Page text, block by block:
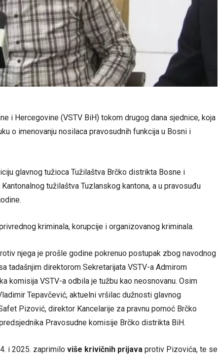
i Hercegovine (VSTV BiH) tokom drugog dana sjednice, koja
o imenovanju nosilaca pravosudnih funkcija u Bosni i
glavnog tužioca Tužilaštva Brčko distrikta Bosne i
tužilaštva Tuzlanskog kantona, a u pravosuđu
kriminala, korupcije i organizovanog kriminala.
njega je prošle godine pokrenuo postupak zbog navodnog
tadašnjim direktorom Sekretarijata VSTV-a Admirom
komisija VSTV-a odbila je tužbu kao neosnovanu. Osim
Tepavčević, aktuelni vršilac dužnosti glavnog
Pizović, direktor Kancelarije za pravnu pomoć Brčko
Pravosudne komisije Brčko distrikta BiH.
i 2025. zaprimilo više krivičnih prijava protiv Pizovića, te se